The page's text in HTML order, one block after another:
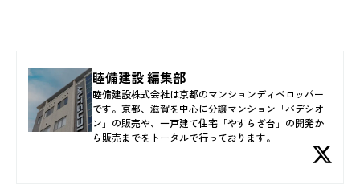
睦備建設 編集部
睦備建設株式会社は京都のマンションディベロッパー
です。京都、滋賀を中心に分譲マンション「パデシオ
ン」の販売や、一戸建て住宅「やすらぎ台」の開発か
ら販売までをトータルで行っております。